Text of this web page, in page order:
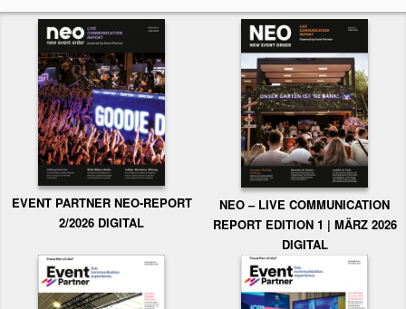
EVENT PARTNER NEO-REPORT
2/2026 DIGITAL
NEO – LIVE COMMUNICATION
REPORT EDITION 1 | MÄRZ 2026
DIGITAL